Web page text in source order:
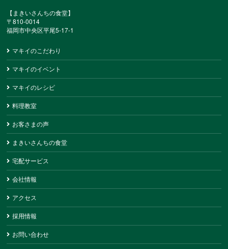
【まきいさんちの食堂】
〒810-0014
福岡市中央区平尾5-17-1
マキイのこだわり
マキイのイベント
マキイのレシピ
料理教室
お客さまの声
まきいさんちの食堂
宅配サービス
会社情報
アクセス
採用情報
お問い合わせ